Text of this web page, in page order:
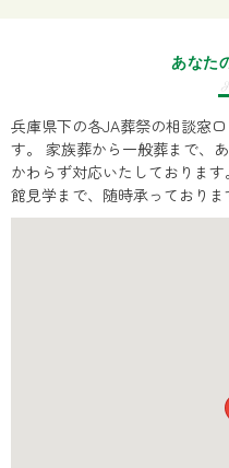
あなた
兵庫県下の各JA葬祭の相談窓
す。
家族葬から一般葬まで、
かわらず対応いたしております。
館見学まで、随時承っておりま